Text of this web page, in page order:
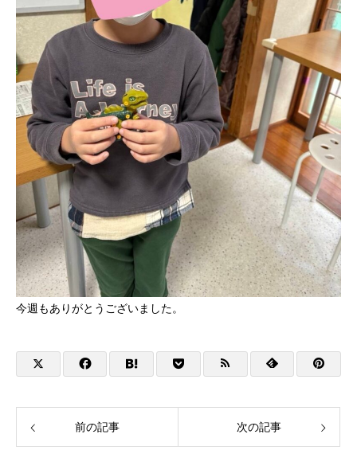
今週もありがとうございました。
前の記事 次の記事